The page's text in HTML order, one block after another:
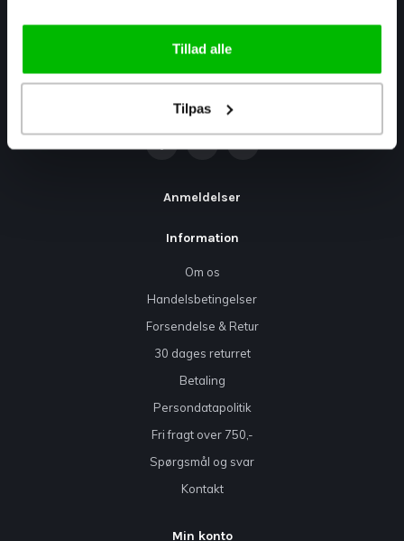
Tillad alle
Tilpas
info@cykelwebshop.dk
Anmeldelser
Information
Om os
Handelsbetingelser
Forsendelse & Retur
30 dages returret
Betaling
Persondatapolitik
Fri fragt over 750,-
Spørgsmål og svar
Kontakt
Min konto